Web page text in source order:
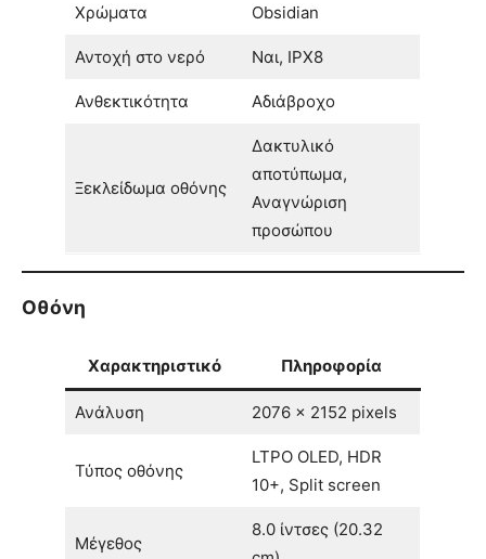
Χρώματα Obsidian
Αντοχή στο νερό Ναι, IPX8
Ανθεκτικότητα Αδιάβροχο
Ξεκλείδωμα οθόνης
Δακτυλικό
αποτύπωμα,
Αναγνώριση
προσώπου
Οθόνη
Χαρακτηριστικό Πληροφορία
Ανάλυση 2076 x 2152 pixels
Τύπος οθόνης
LTPO OLED, HDR
10+, Split screen
Μέγεθος
8.0 ίντσες (20.32